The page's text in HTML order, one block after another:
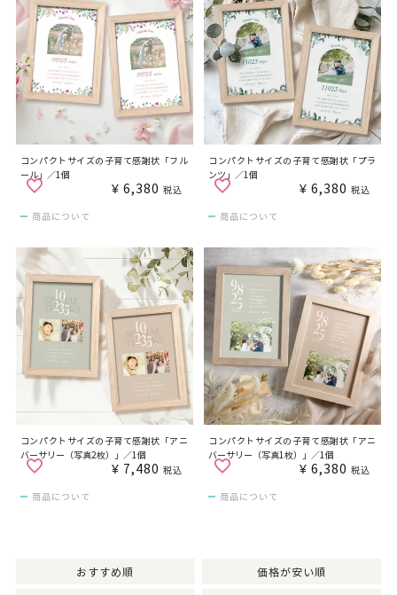
コンパクトサイズの子育て感謝状「フル
ール」／1個
¥ 6,380 税込
商品について
コンパクトサイズの子育て感謝状「プラ
ンツ」／1個
¥ 6,380 税込
商品について
コンパクトサイズの子育て感謝状「アニ
バーサリー（写真2枚）」／1個
¥ 7,480 税込
商品について
コンパクトサイズの子育て感謝状「アニ
バーサリー（写真1枚）」／1個
¥ 6,380 税込
商品について
おすすめ順 価格が安い順